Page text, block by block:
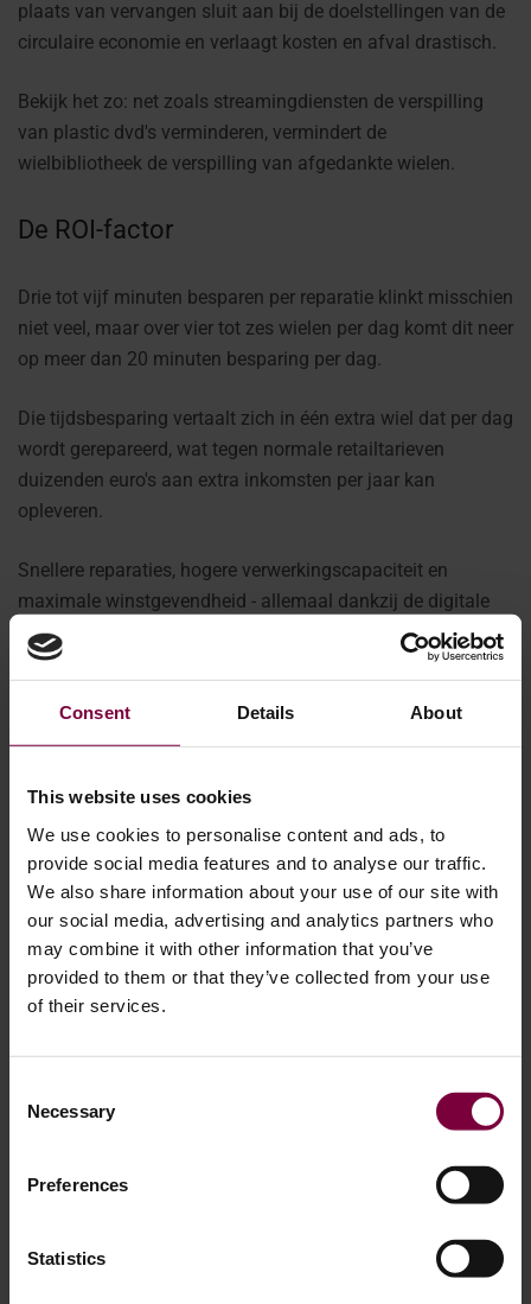
Consent Details About
This website uses cookies
We use cookies to personalise content and ads, to
provide social media features and to analyse our traffic.
We also share information about your use of our site with
our social media, advertising and analytics partners who
may combine it with other information that you’ve
provided to them or that they’ve collected from your use
of their services.
Selection
Necessary
Preferences
Statistics
plaats van vervangen sluit aan bij de doelstellingen van de
circulaire economie en verlaagt kosten en afval drastisch.
Bekijk het zo: net zoals streamingdiensten de verspilling
van plastic dvd's verminderen, vermindert de
wielbibliotheek de verspilling van afgedankte wielen.
De ROI-factor
Drie tot vijf minuten besparen per reparatie klinkt misschien
niet veel, maar over vier tot zes wielen per dag komt dit neer
op meer dan 20 minuten besparing per dag.
Die tijdsbesparing vertaalt zich in één extra wiel dat per dag
wordt gerepareerd, wat tegen normale retailtarieven
duizenden euro's aan extra inkomsten per jaar kan
opleveren.
Snellere reparaties, hogere verwerkingscapaciteit en
maximale winstgevendheid - allemaal dankzij de digitale
intelligentie die in de machine is ingebouwd.
wielreparaties voor je klanten?
Als ueen wielreparatiebedrijf beginnen
of gewoon wilt
klanten, zul je veel baat hebben bij het gebruik van de